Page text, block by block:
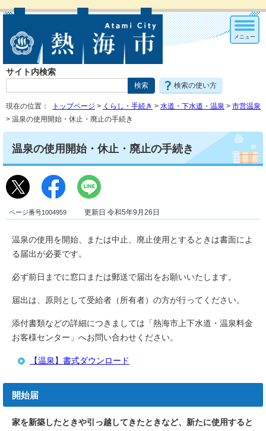
サイト内検索
検索の使い方
メニュー
現在の位置： トップページ > くらし・手続き > 水道・下水道・温泉 > 市営温泉
> 温泉の使用開始・休止・廃止の手続き
温泉の使用開始・休止・廃止の手続き
ページ番号1004959 更新日 令和5年9月26日
温泉の使用を開始、または中止、廃止使用とするときは書面によ
る届出が必要です。
必ず前日までに窓口または郵送で届出をお願いいたします。
届出は、原則として受給者（所有者）の方が行ってください。
添付書類などの詳細につきましては「熱海市上下水道・温泉料金
お客様センター」へお問い合わせください。
【温泉】書式ダウンロード
開始届
家を新築したときや引っ越してきたときなど、新たに使用すると